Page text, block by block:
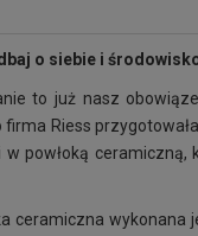
o siebie i
to już nasz
firma Riess
powłoką ceramiczną,
ceramiczna wykonana